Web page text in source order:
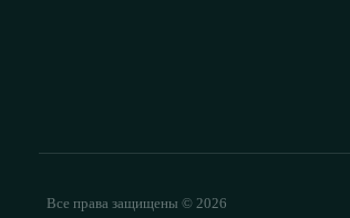
Все права защищены © 2026